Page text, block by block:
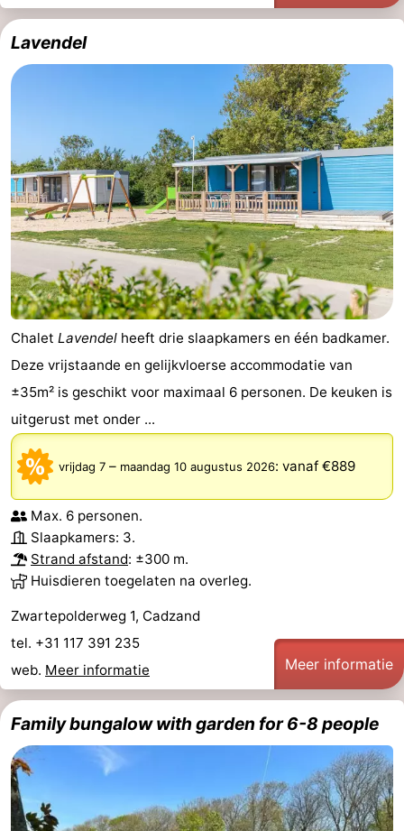
Lavendel
Chalet Lavendel heeft drie slaapkamers en één badkamer.
Deze vrijstaande en gelijkvloerse accommodatie van
±35m² is geschikt voor maximaal 6 personen. De keuken is
uitgerust met onder ...
vrijdag 7 – maandag 10 augustus 2026: vanaf €889
Max. 6 personen.
Slaapkamers: 3.
Strand afstand: ±300 m.
Huisdieren toegelaten na overleg.
Zwartepolderweg 1, Cadzand
tel. +31 117 391 235
web. Meer informatie Meer informatie
Family bungalow with garden for 6-8 people